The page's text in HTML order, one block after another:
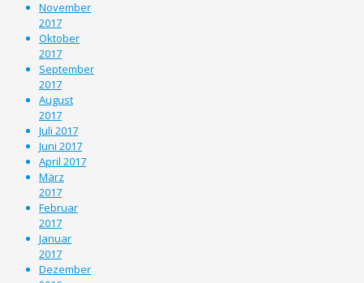
November
2017
Oktober
2017
September
2017
August
2017
Juli 2017
Juni 2017
April 2017
März
2017
Februar
2017
Januar
2017
Dezember